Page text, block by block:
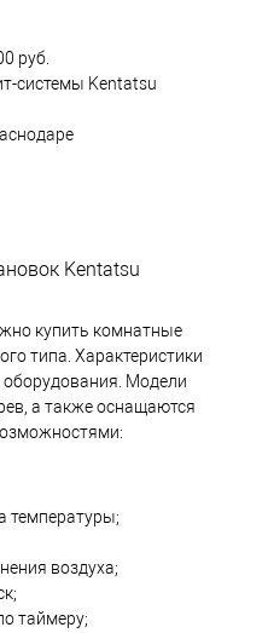
руб.
системы Kentatsu
Kentatsu
купить комнатные
типа. Характеристики
Модели
а также оснащаются
температуры;
воздуха;
таймеру;